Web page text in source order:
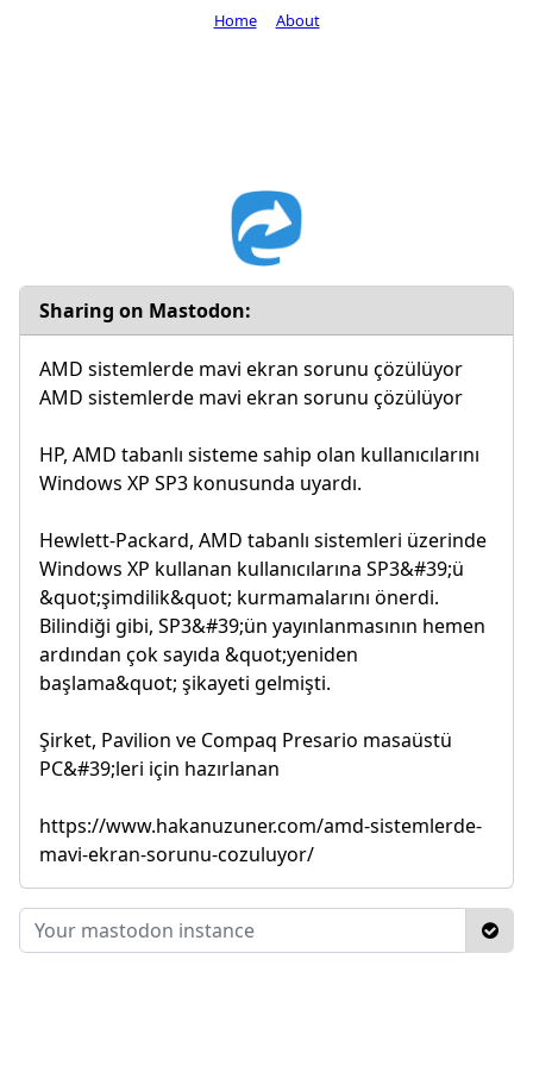
Sharing on Mastodon:
AMD sistemlerde mavi ekran sorunu çözülüyor
AMD sistemlerde mavi ekran sorunu çözülüyor
HP, AMD tabanlı sisteme sahip olan kullanıcılarını
Windows XP SP3 konusunda uyardı.
Hewlett-Packard, AMD tabanlı sistemleri üzerinde
Windows XP kullanan kullanıcılarına SP3&#39;ü
&quot;şimdilik&quot; kurmamalarını önerdi.
Bilindiği gibi, SP3&#39;ün yayınlanmasının hemen
ardından çok sayıda &quot;yeniden
başlama&quot; şikayeti gelmişti.
Şirket, Pavilion ve Compaq Presario masaüstü
PC&#39;leri için hazırlanan
https://www.hakanuzuner.com/amd-sistemlerde-
mavi-ekran-sorunu-cozuluyor/
Home About